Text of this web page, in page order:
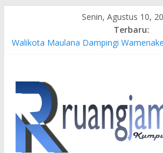
Senin, Agustus 10,
Terbaru:
Walikota Maulana Dampingi
Atas Jalur Pipa Migas Demi
Kasus Brigadir EWS: 4 Anggota Polisi
Didampingi Pengacara Chris Januardi
Hj. Hesti Haris Dorong Lahirnya
Pelatihan Batik Kontemporer PKW
Siap Dukung Kegiatan Hulu Migas,